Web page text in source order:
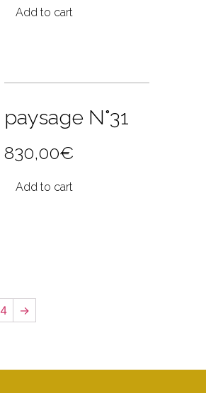
Add to cart
paysage N°31
830,00€
Add to cart
4 →